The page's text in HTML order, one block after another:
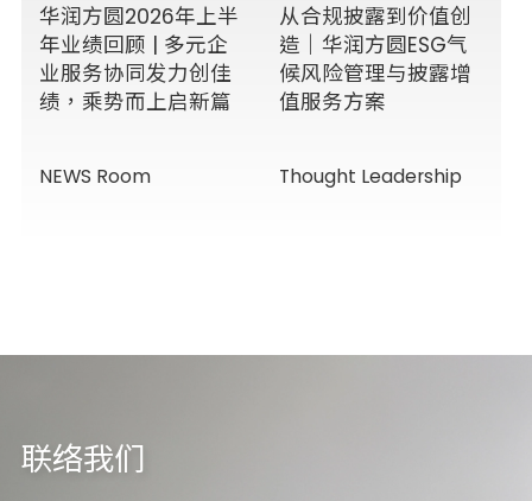
华润方圆2026年上半
年业绩回顾 | 多元企
业服务协同发力创佳
绩，乘势而上启新篇
NEWS Room
从合规披露到价值创
造｜华润方圆ESG气
候风险管理与披露增
值服务方案
Thought Leadership
联络我们